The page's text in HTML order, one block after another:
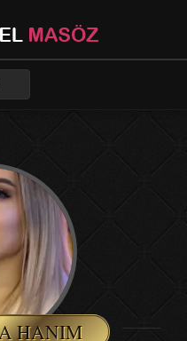
HANIM